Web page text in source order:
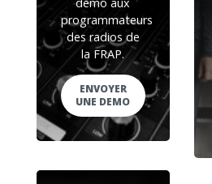
programmateurs
des radios de
la FRAP.
ENVOYER
UNE DEMO